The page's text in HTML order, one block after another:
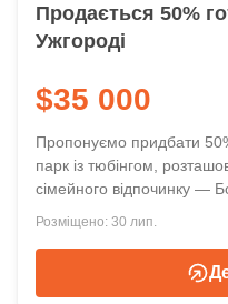
Продається 50%
Ужгороді
Пропонуємо придбати
парк із тюбінгом,
сімейного відпочинку —
30 лип.
$35 000